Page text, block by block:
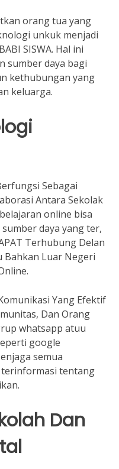
orang tua yang
unkuk menjadi
SISWA. Hal ini
sumber daya bagi
kethubungan yang
keluarga.
Sebagai
Antara Sekolak
online bisa
daya yang ter,
Terhubung Delan
Bahkan Luar Negeri
Yang Efektif
Dan Orang
whatsapp atuu
google
semua
tentang
Dan